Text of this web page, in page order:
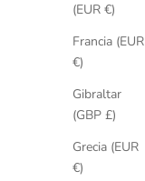
(EUR €)
Francia (EUR
€)
Gibraltar
(GBP £)
Grecia (EUR
€)
Baño de Oro 18kt